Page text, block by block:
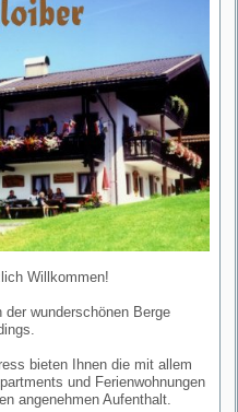
Willkommen!
wunderschönen Berge
bieten Ihnen die mit allem
und Ferienwohnungen
angenehmen Aufenthalt.